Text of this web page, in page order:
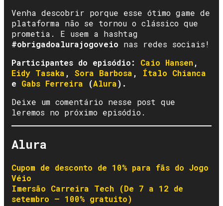
Venha descobrir porque esse ótimo game de
plataforma não se tornou o clássico que
prometia. E usem a hashtag
#obrigadoalurajogoveio nas redes sociais!
Participantes do episódio: Caio Hansen,
Eidy Tasaka , Sora Barbosa , Ítalo Chianca
e Gabs Ferreira (Alura).
Deixe um comentário nesse post que
leremos no próximo episódio.
Alura
Cupom de desconto de 10% para fãs do Jogo
Véio
Imersão Carreira Tech (De 7 a 12 de
setembro – 100% gratuito)